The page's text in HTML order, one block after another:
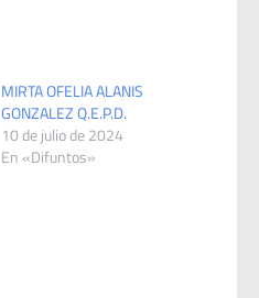
MIRTA OFELIA ALANIS
GONZALEZ Q.E.P.D.
10 de julio de 2024
En «Difuntos»